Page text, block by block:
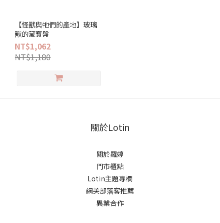
【怪獸與牠們的產地】玻璃
獸的藏寶盤
NT$1,062
NT$1,180
關於Lotin
關於羅婷
門市櫃點
Lotin主題專欄
網美部落客推薦
異業合作